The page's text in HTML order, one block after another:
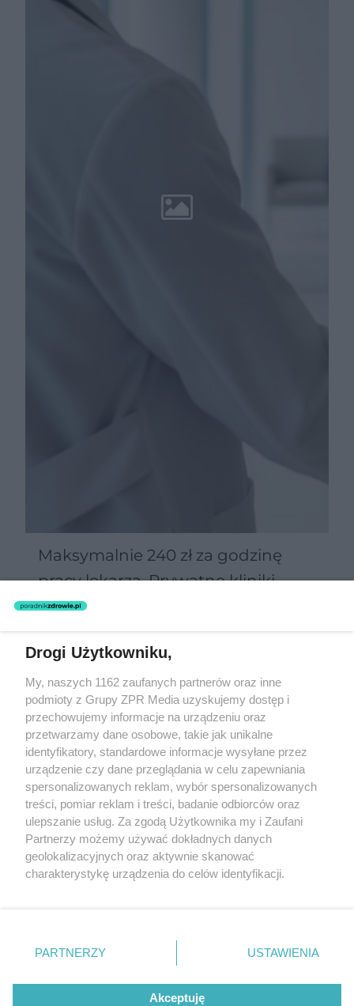
Maksymalnie 240 zł za godzinę
pracy lekarza. Prywatne kliniki
zgarną najlepszych specjalistów?
Żaden utwór zamieszczony w serwisie nie może być powielany i
rozpowszechniany lub dalej rozpowszechniany w jakikolwiek sposób
(w tym także elektroniczny lub mechaniczny) na jakimkolwiek polu
eksploatacji w jakiejkolwiek formie, włącznie z umieszczaniem w
Internecie bez pisemnej zgody właściciela praw. Jakiekolwiek użycie
lub wykorzystanie utworów w całości lub w części z naruszeniem
prawa, tzn. bez właściwej zgody, jest zabronione pod groźbą kary i
może być ścigane prawnie.
O nas
Drogi Użytkowniku,
My, naszych 1162 zaufanych partnerów oraz inne
podmioty z Grupy ZPR Media uzyskujemy dostęp i
przechowujemy informacje na urządzeniu oraz
przetwarzamy dane osobowe, takie jak unikalne
identyfikatory, standardowe informacje wysyłane przez
urządzenie czy dane przeglądania w celu zapewniania
spersonalizowanych reklam, wybór spersonalizowanych
treści, pomiar reklam i treści, badanie odbiorców oraz
ulepszanie usług. Za zgodą Użytkownika my i Zaufani
Partnerzy możemy używać dokładnych danych
geolokalizacyjnych oraz aktywnie skanować
charakterystykę urządzenia do celów identyfikacji.
zmienić/wycofać klikając przycisk ustawień prywatności
znajdujący się w lewym dolnym rogu strony
rodzaje przetwarzania danych nie wymagają zgody
użytkownika, ale masz prawo sprzeciwić się takiemu
PARTNERZY USTAWIENIA
Akceptuję